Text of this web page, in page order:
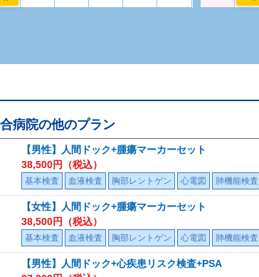
病院の他のプラン
【男性】人間ドック+腫瘍マーカーセット
38,500円（税込）
基本検査 血液検査 胸部レントゲン 心電図 肺機能検査
【女性】人間ドック+腫瘍マーカーセット
38,500円（税込）
基本検査 血液検査 胸部レントゲン 心電図 肺機能検査
【男性】人間ドック+心疾患リスク検査+PSA